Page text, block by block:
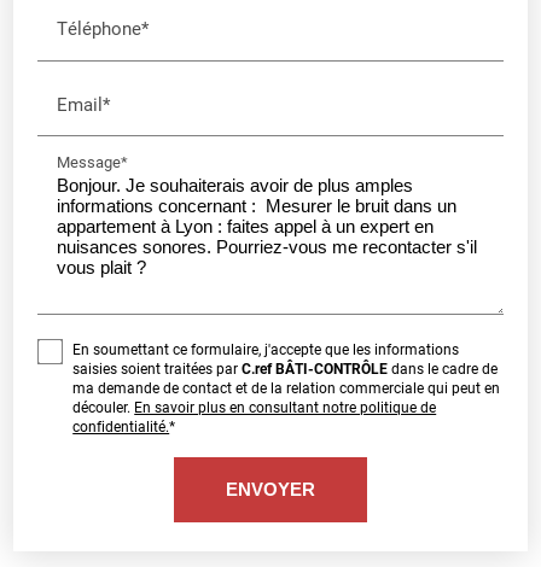
Téléphone*
Email*
Message*
En soumettant ce formulaire, j'accepte que les informations
saisies soient traitées parC.ref BÂTI-CONTRÔLEdans le cadre de
ma demande de contact et de la relation commerciale qui peut en
découler. En savoir plus en consultant notre politique de
confidentialité.*